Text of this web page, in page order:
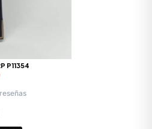
P11354